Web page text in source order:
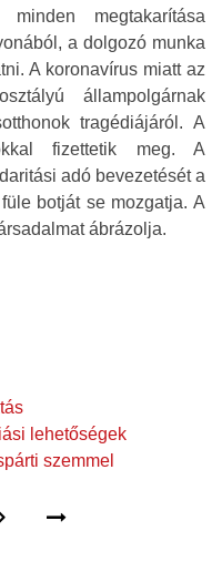
megtakarítása
a dolgozó munka
A koronavírus miatt az
állampolgárnak
tragédiájáról. A
fizettetik meg. A
adó bevezetését a
botját se mozgatja. A
ábrázolja.
lehetőségek
szemmel